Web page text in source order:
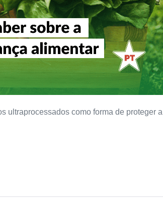
ultraprocessados como forma de proteger a